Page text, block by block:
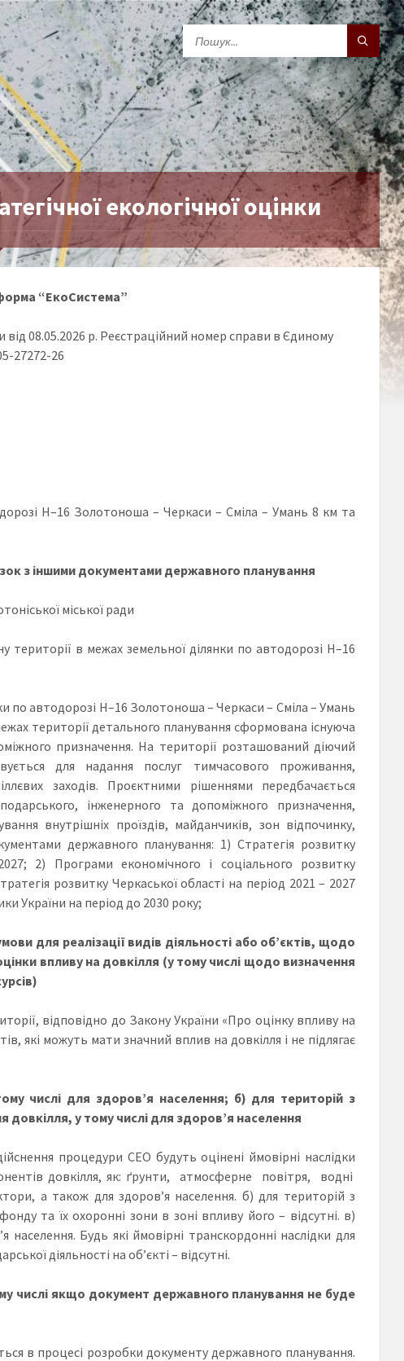
екологічної оцінки
“ЕкоСистема”
від 08.05.2026 р. Реєстраційний номер справи в Єдиному
27272-26
Н–16 Золотоноша – Черкаси – Сміла – Умань 8 км та
з іншими документами державного планування
міської ради
території в межах земельної ділянки по автодорозі Н–16
по автодорозі Н–16 Золотоноша – Черкаси – Сміла – Умань
території детального планування сформована існуюча
призначення. На території розташований діючий
для надання послуг тимчасового проживання,
заходів. Проєктними рішеннями передбачається
інженерного та допоміжного призначення,
внутрішніх проїздів, майданчиків, зон відпочинку,
державного планування: 1) Стратегія розвитку
2) Програми економічного і соціального розвитку
розвитку Черкаської області на період 2021 – 2027
України на період до 2030 року;
для реалізації видів діяльності або об’єктів, щодо
впливу на довкілля (у тому числі щодо визначення
відповідно до Закону України «Про оцінку впливу на
які можуть мати значний вплив на довкілля і не підлягає
числі для здоров’я населення; б) для територій з
у тому числі для здоров’я населення
процедури СЕО будуть оцінені ймовірні наслідки
довкілля, як: ґрунти, атмосферне повітря, водні
а також для здоров’я населення. б) для територій з
та їх охоронні зони в зоні впливу його – відсутні. в)
населення. Будь які ймовірні транскордонні наслідки для
діяльності на об’єкті – відсутні.
числі якщо документ державного планування не буде
в процесі розробки документу державного планування.